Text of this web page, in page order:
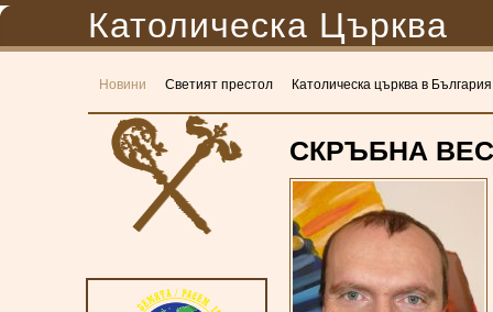
Католическа Църква
Новини Светият престол Католическа църква в България
СКРЪБНА